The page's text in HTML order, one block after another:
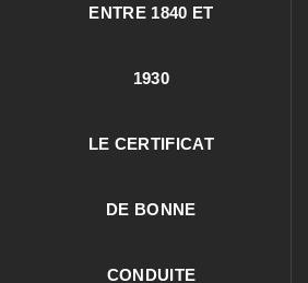
ENTRE 1840 ET
1930
LE CERTIFICAT
DE BONNE
CONDUITE